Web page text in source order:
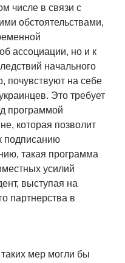
числе в связи с
обстоятельствами,
ассоциации, но и к
начального
почувствуют на себе
Это требует
программой
которая позволит
подписанию
такая программа
усилий
выступая на
партнерства в
мер могли бы